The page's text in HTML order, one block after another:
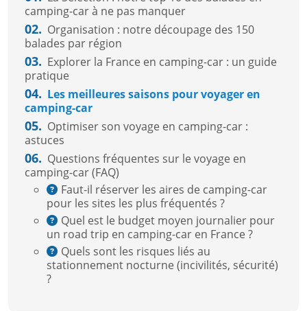
camping-car à ne pas manquer
02. Organisation : notre découpage des 150
balades par région
03. Explorer la France en camping-car : un guide
pratique
04. Les meilleures saisons pour voyager en
camping-car
05. Optimiser son voyage en camping-car :
astuces
06. Questions fréquentes sur le voyage en
camping-car (FAQ)
Faut-il réserver les aires de camping-car
pour les sites les plus fréquentés ?
Quel est le budget moyen journalier pour
un road trip en camping-car en France ?
Quels sont les risques liés au
stationnement nocturne (incivilités, sécurité)
?